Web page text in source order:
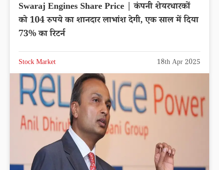
Swaraj Engines Share Price | कंपनी शेयरधारकों
को 104 रुपये का शानदार लाभांश देगी, एक साल में दिया
73% का रिटर्न
Stock Market 18th Apr 2025